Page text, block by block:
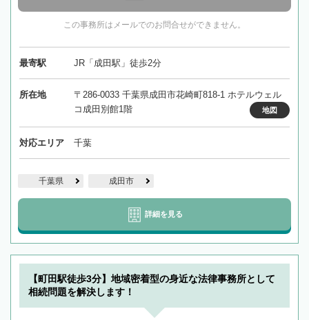
この事務所はメールでのお問合せができません。
最寄駅 JR「成田駅」徒歩2分
所在地
〒286-0033 千葉県成田市花崎町818-1 ホテルウェル
コ成田別館1階
地図
対応エリア 千葉
千葉県 成田市
詳細を見る
【町田駅徒歩3分】地域密着型の身近な法律事務所として
相続問題を解決します！